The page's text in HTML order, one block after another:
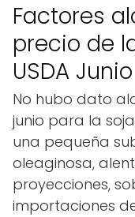
Factores
precio de
USDA
No hubo dato
junio para la
una pequeña
oleaginosa,
proyecciones,
importaciones